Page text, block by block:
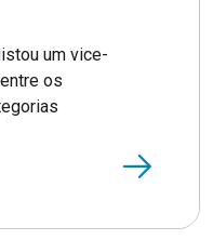
um vice-
os